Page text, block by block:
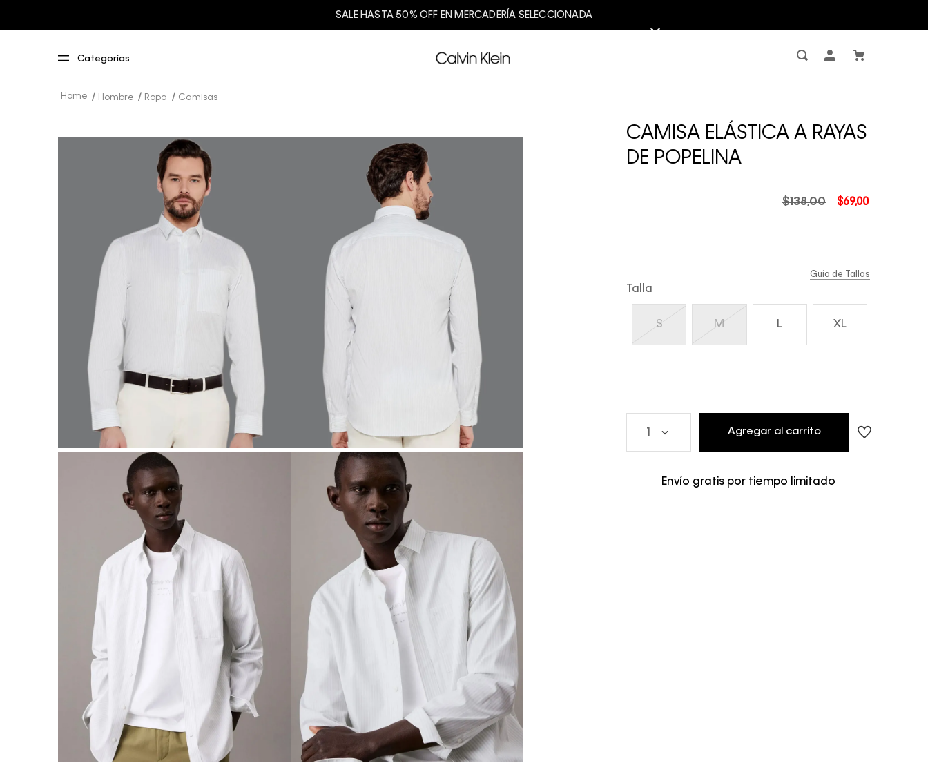
SALE HASTA 50% OFF EN MERCADERÍA SELECCIONADA
Hombre Ropa Camisas
CAMISA ELÁSTICA A RAYAS
DE POPELINA
$69,00
$138,00
Talla
S M L XL
Guía de Tallas
Agregar al carrito
Envío gratis por tiempo limitado